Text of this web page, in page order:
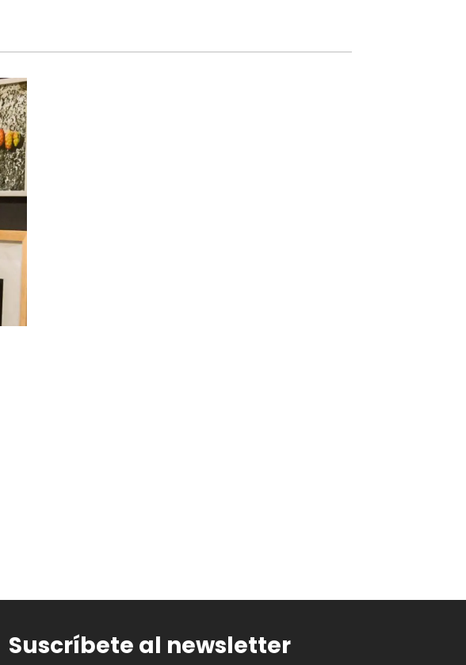
Suscríbete al newsletter